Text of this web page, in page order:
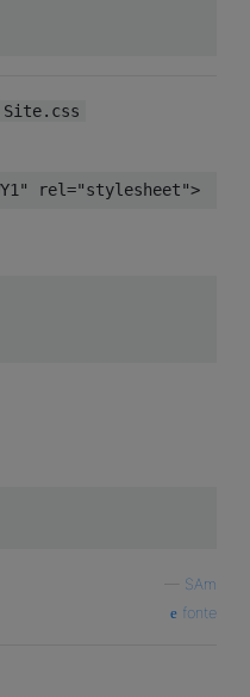
Site.css
rel="stylesheet">
SAm
fonte